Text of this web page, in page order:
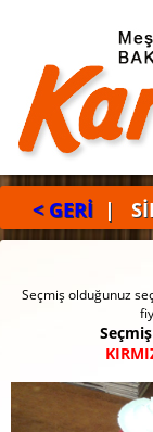
< GERİ |
Seçmiş olduğunuz